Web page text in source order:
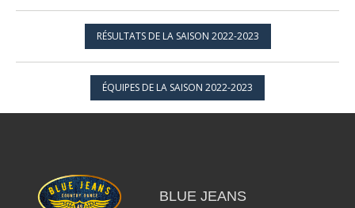
RÉSULTATS DE LA SAISON 2022-2023
ÉQUIPES DE LA SAISON 2022-2023
BLUE JEANS